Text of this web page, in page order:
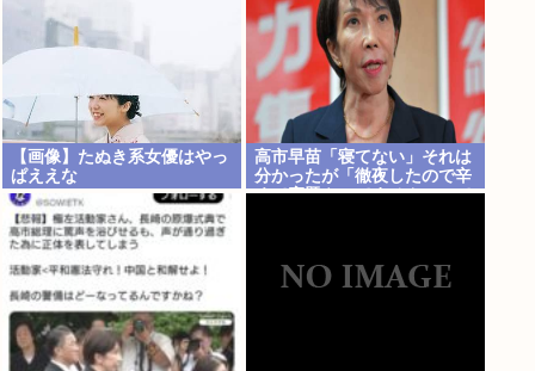
【画像】たぬき系女優はやっ
ぱええな
高市早苗「寝てない」それは
分かったが「徹夜したので辛
くて宿題やってません」って